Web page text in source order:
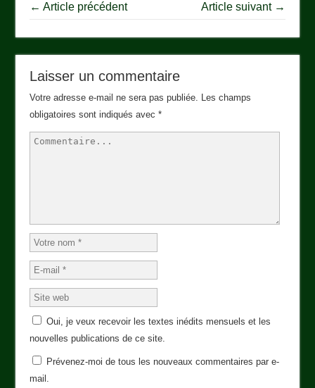
← Article précédent Article suivant →
Laisser un commentaire
Votre adresse e-mail ne sera pas publiée. Les champs
obligatoires sont indiqués avec*
Oui, je veux recevoir les textes inédits mensuels et les
nouvelles publications de ce site.
Prévenez-moi de tous les nouveaux commentaires par e-
mail.